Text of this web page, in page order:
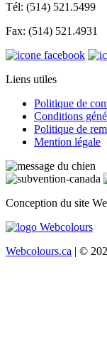
Tél: (514) 521.5499
Fax: (514) 521.4931
Liens utiles
Politique de
Conditions
Politique de
Mention légale
Conception du site
Webcolours.ca | ©